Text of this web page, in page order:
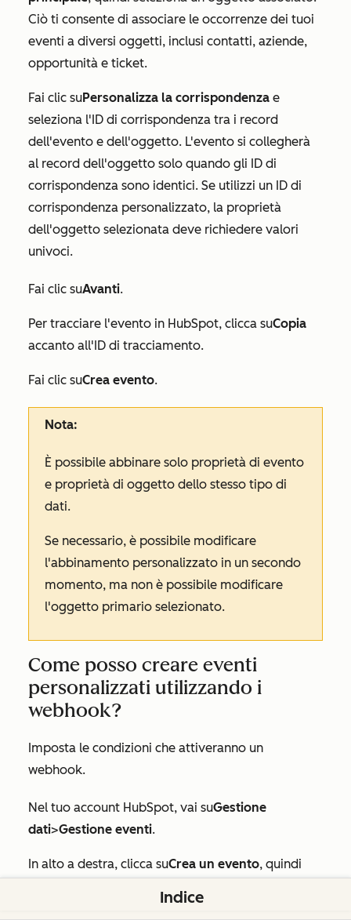
Ciò ti consente di associare le occorrenze dei tuoi
eventi a diversi oggetti, inclusi contatti, aziende,
opportunità e ticket.
Fai clic suPersonalizza la corrispondenza e
seleziona l'ID di corrispondenza tra i record
dell'evento e dell'oggetto. L'evento si collegherà
al record dell'oggetto solo quando gli ID di
corrispondenza sono identici. Se utilizzi un ID di
corrispondenza personalizzato, la proprietà
dell'oggetto selezionata deve richiedere valori
univoci.
Fai clic suAvanti.
Per tracciare l'evento in HubSpot, clicca suCopia
accanto all'ID di tracciamento.
Fai clic suCrea evento.
Nota:
È possibile abbinare solo proprietà di evento
e proprietà di oggetto dello stesso tipo di
dati.
Se necessario, è possibile modificare
l'abbinamento personalizzato in un secondo
momento, ma non è possibile modificare
l'oggetto primario selezionato.
Come posso creare eventi
personalizzati utilizzando i
webhook?
Imposta le condizioni che attiveranno un
webhook.
Nel tuo account HubSpot, vai suGestione
dati>Gestione eventi.
In alto a destra, clicca suCrea un evento, quindi
Indice